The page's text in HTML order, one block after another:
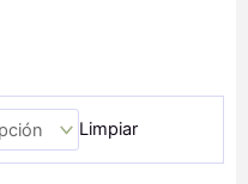
Limpiar